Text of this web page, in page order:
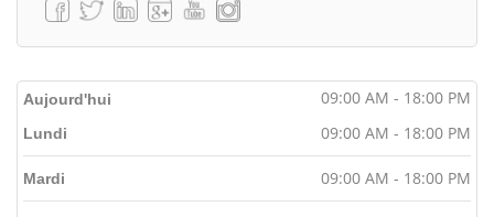
Aujourd'hui 09:00 AM - 18:00 PM
Lundi 09:00 AM - 18:00 PM
Mardi 09:00 AM - 18:00 PM